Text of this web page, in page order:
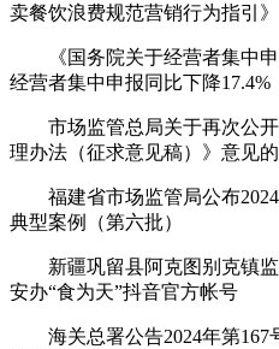
卖餐饮浪费规范营销行为指引
《国务院关于经营者集中申
经营者集中申报同比下降17.4%
市场监管总局关于再次公开
理办法（征求意见稿）》意见
福建省市场监管局公布2024
典型案例（第六批）
新疆巩留县阿克图别克镇监
安办“食为天”抖音官方帐号
海关总署公告2024年第167